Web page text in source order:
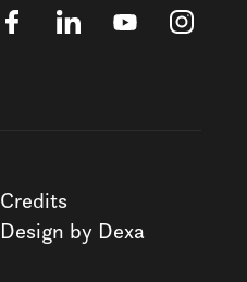
Credits
Design by Dexa